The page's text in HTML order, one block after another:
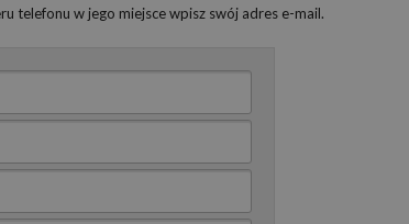
telefonu w jego miejsce wpisz swój adres e-mail.